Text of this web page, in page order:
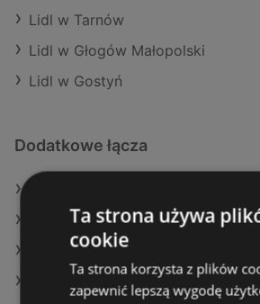
Lidl w Tarnów
Lidl w Głogów Małopolski
Lidl w Gostyń
Dodatkowe łącza
Oferty POLOmarket
Oferty Dino
Aktualne gazetki Żabka
Ta strona używa
cookie
Ta strona korzysta z plików
zapewnić lepszą wygodę